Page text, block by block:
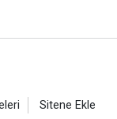
Sitene Ekle